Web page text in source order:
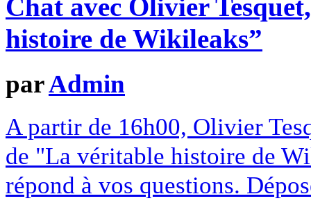
Chat avec Olivier
histoire de Wikileaks”
parAdmin
A partir de 16h00, Olivier
de "La véritable histoire de
répond à vos questions.